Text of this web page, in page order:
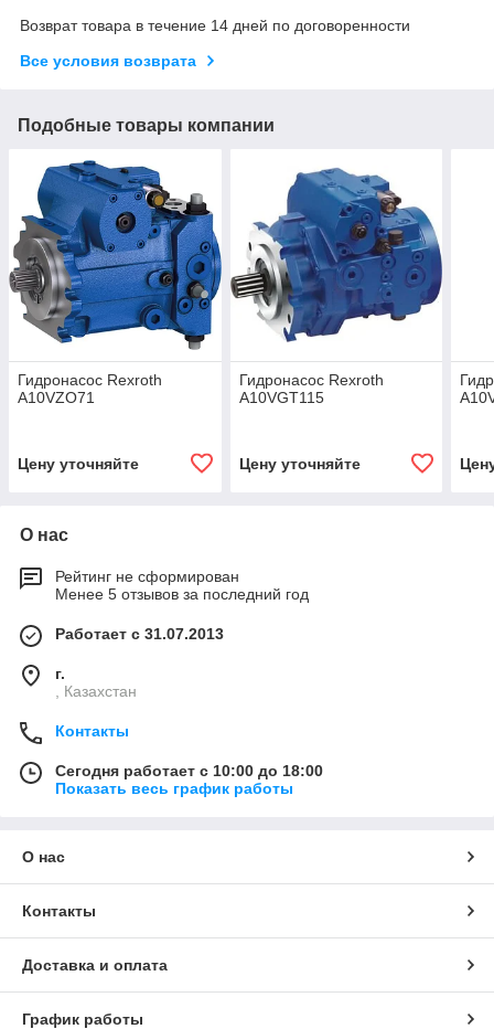
Возврат товара в течение 14 дней по договоренности
Все условия возврата
Подобные товары компании
Гидронасос Rexroth
A10VZO71
Цену уточняйте
Гидронасос Rexroth
A10VGT115
Цену уточняйте
О нас
Рейтинг не сформирован
Менее 5 отзывов за последний год
Работает с 31.07.2013
г.
, Казахстан
Контакты
Сегодня работает с 10:00 до 18:00
Показать весь график работы
О нас
Контакты
Доставка и оплата
График работы